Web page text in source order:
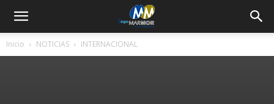
Inicio NOTICIAS INTERNACIONAL